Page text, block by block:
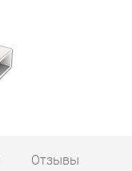
Отзывы